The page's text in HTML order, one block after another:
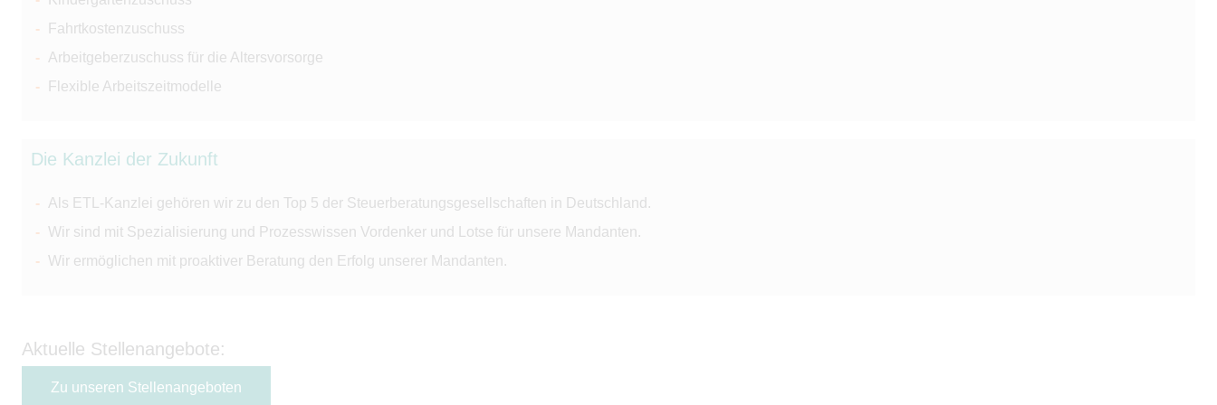
Fahrtkostenzuschuss
Arbeitgeberzuschuss für die Altersvorsorge
Flexible Arbeitszeitmodelle
Die Kanzlei der Zukunft
Als ETL-Kanzlei gehören wir zu den Top 5 der Steuerberatungsgesellschaften in Deutschland.
Wir sind mit Spezialisierung und Prozesswissen Vordenker und Lotse für unsere Mandanten.
Wir ermöglichen mit proaktiver Beratung den Erfolg unserer Mandanten.
Aktuelle Stellenangebote:
Zu unseren Stellenangeboten